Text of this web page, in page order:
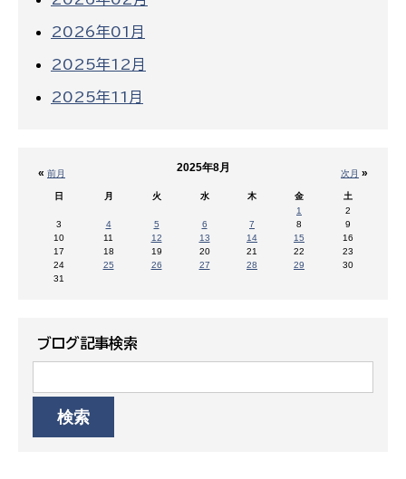
2026年01月
2025年12月
2025年11月
« 前月 次月 »
2025年8月
日 月 火 水 木 金
土
1
2
3
4 5 6 7 8
9
10
11 12 13 14 15
16
17
18 19 20 21 22
23
24
25 26 27 28 29
30
31
ブログ記事検索